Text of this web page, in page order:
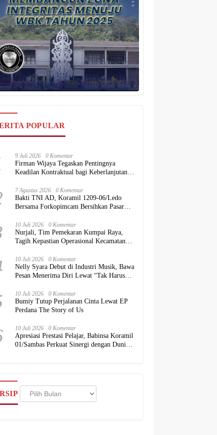
POPULAR
9 Juli 2026 0 Komentar
Firman Wijaya Tegaskan Pentingnya
Keadilan Kontraktual bagi Keberlanjutan
7 Agustus 2026 0 Komentar
Bakti TNI AD, Koramil 1209-06/Ledo
Bersama Forkopimcam Bersihkan Pasar
10 Juli 2026 0 Komentar
Nurjali, Tim Pemekaran Kumpai Raya,
Tagih Kepastian Operasional Kecamatan
10 Juli 2026 0 Komentar
Nelly Syara Debut di Industri Musik, Bawa
Pesan Menerima Diri Lewat “Tak Harus
10 Juli 2026 0 Komentar
Bumiy Tutup Perjalanan Cinta Lewat EP
Perdana The Story of Us
10 Juli 2026 0 Komentar
Apresiasi Prestasi Pelajar, Babinsa Koramil
01/Sambas Perkuat Sinergi dengan Dunia
Arsip